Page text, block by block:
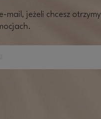
mail, jeżeli chcesz